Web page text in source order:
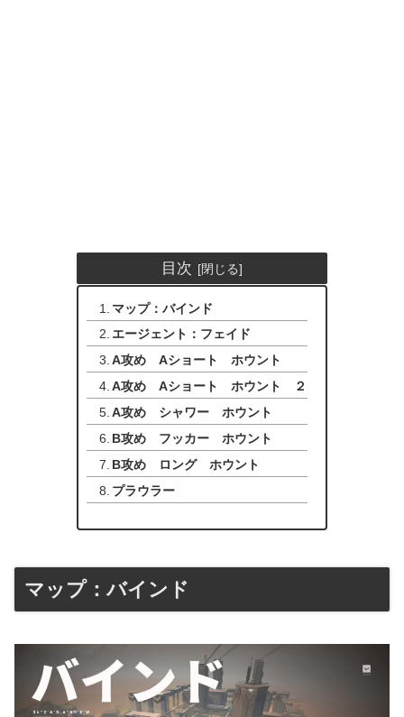
目次
マップ：バインド
エージェント：フェイド
A攻め Aショート ホウント
A攻め Aショート ホウント ２
A攻め シャワー ホウント
B攻め フッカー ホウント
B攻め ロング ホウント
プラウラー
マップ：バインド